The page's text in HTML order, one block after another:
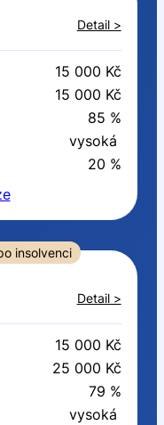
Detail >
15 000 Kč
15 000 Kč
85 %
vysoká
20 %
insolvenci
Detail >
15 000 Kč
25 000 Kč
79 %
vysoká